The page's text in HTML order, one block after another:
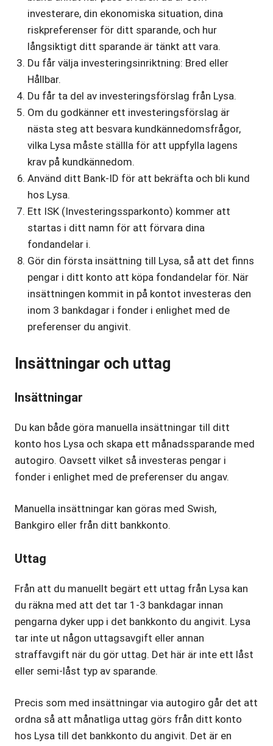
investerare, din ekonomiska situation, dina
riskpreferenser för ditt sparande, och hur
långsiktigt ditt sparande är tänkt att vara.
Du får välja investeringsinriktning: Bred eller
Hållbar.
Du får ta del av investeringsförslag från Lysa.
Om du godkänner ett investeringsförslag är
nästa steg att besvara kundkännedomsfrågor,
vilka Lysa måste ställla för att uppfylla lagens
krav på kundkännedom.
Använd ditt Bank-ID för att bekräfta och bli kund
hos Lysa.
Ett ISK (Investeringssparkonto) kommer att
startas i ditt namn för att förvara dina
fondandelar i.
Gör din första insättning till Lysa, så att det finns
pengar i ditt konto att köpa fondandelar för. När
insättningen kommit in på kontot investeras den
inom 3 bankdagar i fonder i enlighet med de
preferenser du angivit.
Insättningar och uttag
Insättningar
Du kan både göra manuella insättningar till ditt
konto hos Lysa och skapa ett månadssparande med
autogiro. Oavsett vilket så investeras pengar i
fonder i enlighet med de preferenser du angav.
Manuella insättningar kan göras med Swish,
Bankgiro eller från ditt bankkonto.
Uttag
Från att du manuellt begärt ett uttag från Lysa kan
du räkna med att det tar 1-3 bankdagar innan
pengarna dyker upp i det bankkonto du angivit. Lysa
tar inte ut någon uttagsavgift eller annan
straffavgift när du gör uttag. Det här är inte ett låst
eller semi-låst typ av sparande.
Precis som med insättningar via autogiro går det att
ordna så att månatliga uttag görs från ditt konto
hos Lysa till det bankkonto du angivit. Det är en